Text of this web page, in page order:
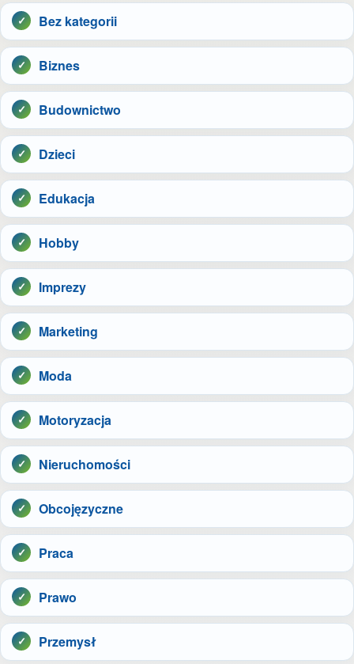
Bez kategorii
Biznes
Budownictwo
Dzieci
Edukacja
Hobby
Imprezy
Marketing
Moda
Motoryzacja
Nieruchomości
Obcojęzyczne
Praca
Prawo
Przemysł